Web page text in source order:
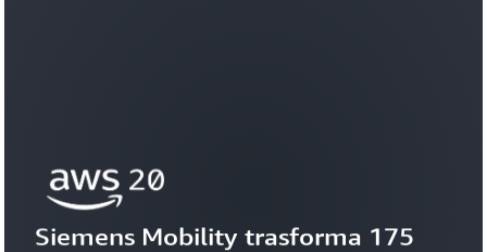
Siemens Mobility trasforma 175